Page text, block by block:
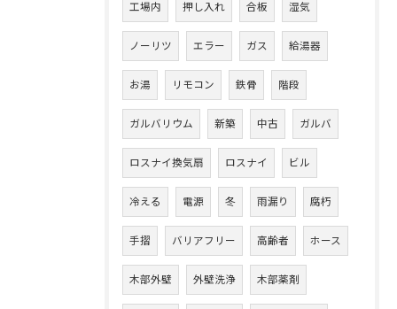
工場内 押し入れ 合板 湿気
ノーリツ エラー ガス 給湯器
お湯 リモコン 鉄骨 階段
ガルバリウム 新築 中古 ガルバ
ロスナイ換気扇 ロスナイ ビル
冷える 電源 冬 雨漏り 腐朽
手摺 バリアフリー 高齢者 ホース
木部外壁 外壁洗浄 木部薬剤